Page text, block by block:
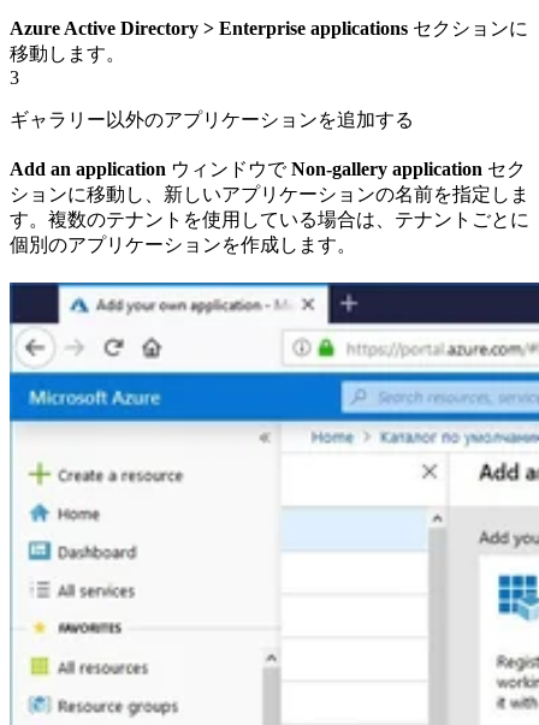
Azure Active Directory > Enterprise applications セクションに
移動します。
3
ギャラリー以外のアプリケーションを追加する
Add an application ウィンドウでNon-gallery application セク
ションに移動し、新しいアプリケーションの名前を指定しま
す。複数のテナントを使用している場合は、テナントごとに
個別のアプリケーションを作成します。